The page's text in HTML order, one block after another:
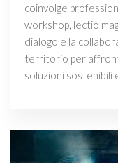
coinvolge
workshop, lectio
dialogo e la
territorio per
soluzioni sostenibili